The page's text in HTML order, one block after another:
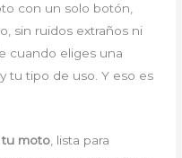
con un solo botón,
sin ruidos extraños ni
cuando eliges una
tu tipo de uso. Y eso es
tu moto , lista para